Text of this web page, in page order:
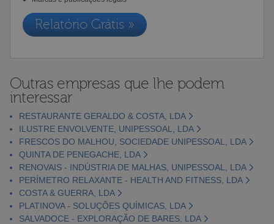
Relatório Grátis »
Outras empresas que lhe podem
interessar
RESTAURANTE GERALDO & COSTA, LDA
ILUSTRE ENVOLVENTE, UNIPESSOAL, LDA
FRESCOS DO MALHOU, SOCIEDADE UNIPESSOAL, LDA
QUINTA DE PENEGACHE, LDA
RENOVAIS - INDÚSTRIA DE MALHAS, UNIPESSOAL, LDA
PERÍMETRO RELAXANTE - HEALTH AND FITNESS, LDA
COSTA & GUERRA, LDA
PLATINOVA - SOLUÇÕES QUÍMICAS, LDA
SALVADOCE - EXPLORAÇÃO DE BARES, LDA